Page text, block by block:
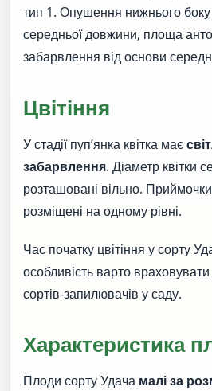
тип 1. Опушення нижнього
середньої довжини, площа
забарвлення від основи
Цвітіння
У стадії пуп’янка квітка має
забарвлення. Діаметр квітки
розташовані вільно.
розміщені на одному рівні.
Час початку цвітіння у сорту
особливість варто
сортів-запилювачів у саду.
Характеристика
Плоди сорту Удача малі за